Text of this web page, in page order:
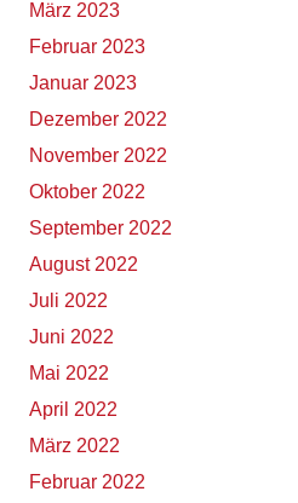
März 2023
Februar 2023
Januar 2023
Dezember 2022
November 2022
Oktober 2022
September 2022
August 2022
Juli 2022
Juni 2022
Mai 2022
April 2022
März 2022
Februar 2022